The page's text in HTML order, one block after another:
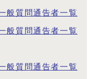
般質問通告者一覧
般質問通告者一覧
般質問通告者一覧